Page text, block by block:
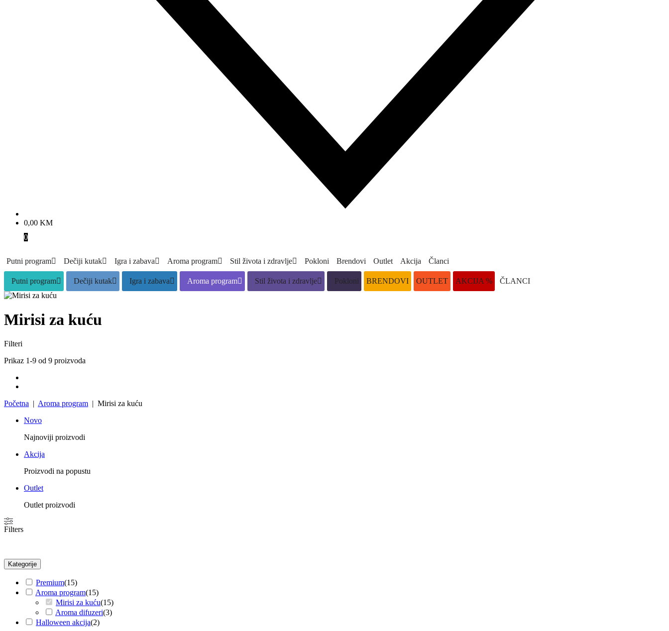
0,00 KM
0
Putni program Dečiji kutak Igra i zabava Aroma program Stil života i zdravlje Pokloni Brendovi Outlet Akcija Članci
Putni program Dečiji kutak Igra i zabava Aroma program Stil života i zdravlje Pokloni BRENDOVI OUTLET AKCIJA % ČLANCI
Mirisi za kuću
Filteri
Prikaz 1-9 od 9 proizvoda
Početna | Aroma program | Mirisi za kuću
Novo
Najnoviji proizvodi
Akcija
Proizvodi na popustu
Outlet
Outlet proizvodi
Filters
Kategorije
Premium(15)
Aroma program(15)
Mirisi za kuću(15)
Aroma difuzeri(3)
Halloween akcija(2)